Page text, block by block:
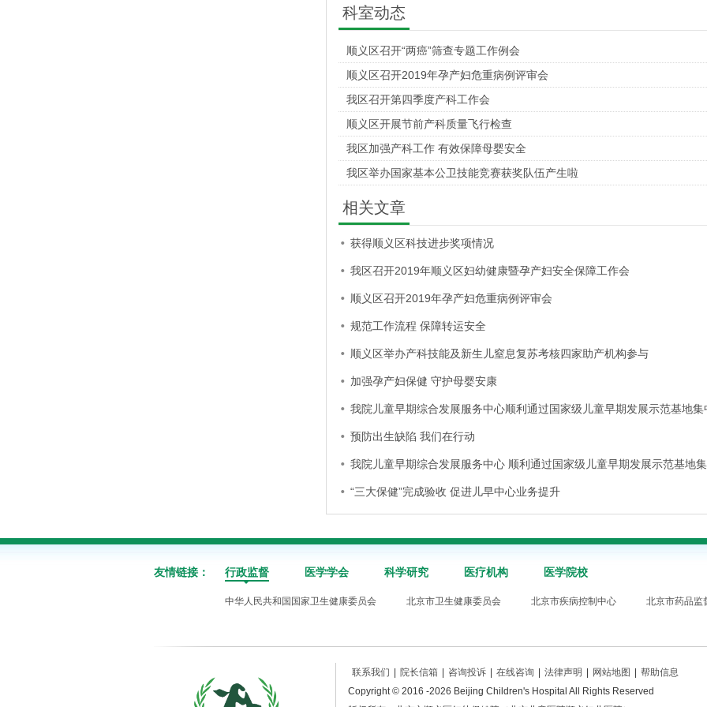
科室动态
顺义区召开“两癌”筛查专题工作例会
顺义区召开2019年孕产妇危重病例评审会
我区召开第四季度产科工作会
顺义区开展节前产科质量飞行检查
我区加强产科工作 有效保障母婴安全
我区举办国家基本公卫技能竞赛获奖队伍产生啦
相关文章
获得顺义区科技进步奖项情况
我区召开2019年顺义区妇幼健康暨孕产妇安全保障工作会
顺义区召开2019年孕产妇危重病例评审会
规范工作流程 保障转运安全
顺义区举办产科技能及新生儿窒息复苏考核四家助产机构参与
加强孕产妇保健 守护母婴安康
我院儿童早期综合发展服务中心顺利通过国家级儿童早期发展示范基地集
预防出生缺陷 我们在行动
我院儿童早期综合发展服务中心 顺利通过国家级儿童早期发展示范基地
“三大保健”完成验收 促进儿早中心业务提升
友情链接： 行政监督 医学学会 科学研究 医疗机构 医学院校
中华人民共和国国家卫生健康委员会 北京市卫生健康委员会 北京市疾病控制中心 北京市药品监
联系我们 院长信箱 咨询投诉 在线咨询 法律声明 网站地图
帮助信息
Copyright © 2016 -2026 Beijing Children's Hospital All Rights Reserved